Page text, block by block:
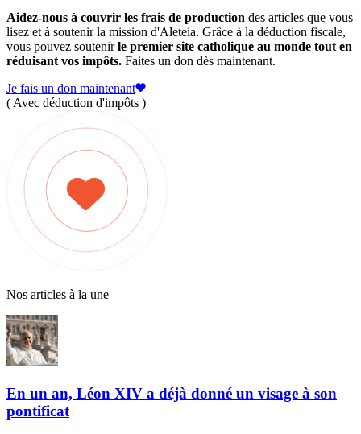
Aidez-nous à couvrir les frais de production des articles que vous
lisez et à soutenir la mission d'Aleteia. Grâce à la déduction fiscale,
vous pouvez soutenirle premier site catholique au monde tout en
réduisant vos impôts. Faites un don dès maintenant.
Je fais un don maintenant
( Avec déduction d'impôts )
Nos articles à la une
En un an, Léon XIV a déjà donné un visage à son
pontificat